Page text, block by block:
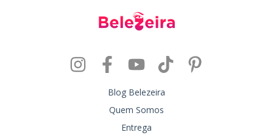
Blog Belezeira
Quem Somos
Entrega